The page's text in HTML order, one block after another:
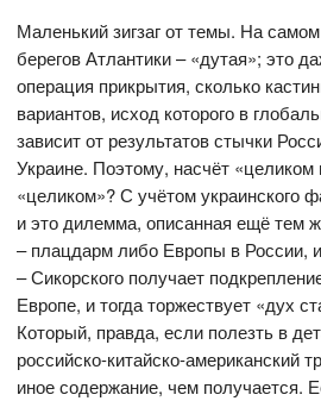
Маленький зигзаг от темы. На
берегов Атлантики – «дутая»; это
операция прикрытия, сколько
вариантов, исход которого в
зависит от результатов стычки
Украине. Поэтому, насчёт «целиком
«целиком»? С учётом украинского
и это дилемма, описанная ещё тем
– плацдарм либо Европы в России,
– Сикорского получает
Европе, и тогда торжествует «дух
Который, правда, если полезть в
российско-китайско-американский
иное содержание, чем получается.